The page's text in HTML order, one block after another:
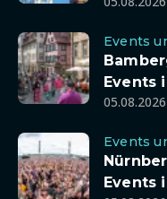
Events
Events
Events
Events